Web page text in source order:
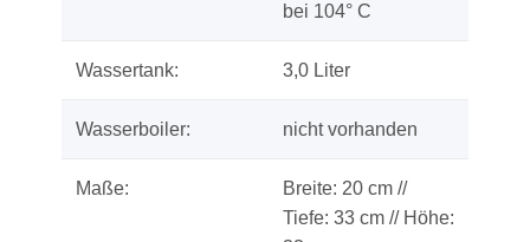
bei 104° C
Wassertank: 3,0 Liter
Wasserboiler: nicht vorhanden
Maße:
Breite: 20 cm //
Tiefe: 33 cm // Höhe: